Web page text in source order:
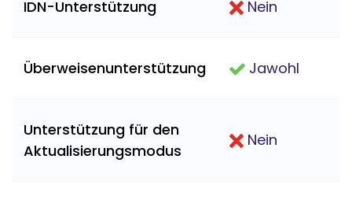
IDN-Unterstützung Nein
Überweisenunterstützung Jawohl
Unterstützung für den
Aktualisierungsmodus
Nein